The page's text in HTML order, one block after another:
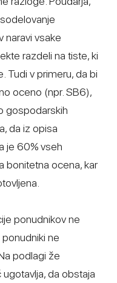
naravi vsake
razdeli na tiste, ki
Tudi v primeru, da bi
oceno (npr. SB6),
gospodarskih
da iz opisa
je 60% vseh
bonitetna ocena, kar
ponudnikov ne
ne
podlagi že
da obstaja